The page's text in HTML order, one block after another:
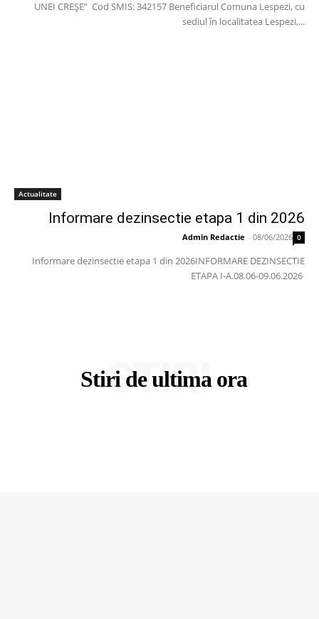
UNEI CREȘE” Cod SMIS: 342157 Beneficiarul Comuna Lespezi, cu
sediul în localitatea Lespezi,...
Actualitate
Informare dezinsectie etapa 1 din 2026
Admin Redactie - 08/06/2026 0
Informare dezinsectie etapa 1 din 2026INFORMARE DEZINSECTIE
ETAPA I-A.08.06-09.06.2026
Stiri de ultima ora
STIRI